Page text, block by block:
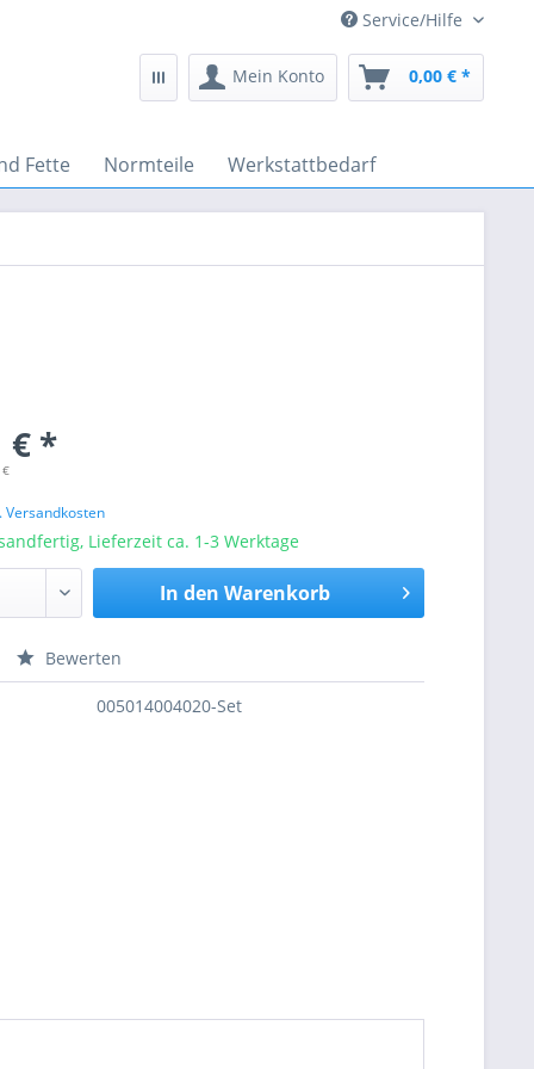
Service/Hilfe
Mein Konto 0,00 € *
Fette Normteile Werkstattbedarf
€ *
Versandkosten
Lieferzeit ca. 1-3 Werktage
In den Warenkorb
Bewerten
005014004020-Set